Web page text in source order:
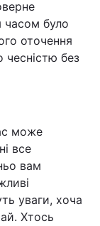
часом було
оточення
без
може
все
вам
уваги, хоча
Хтось